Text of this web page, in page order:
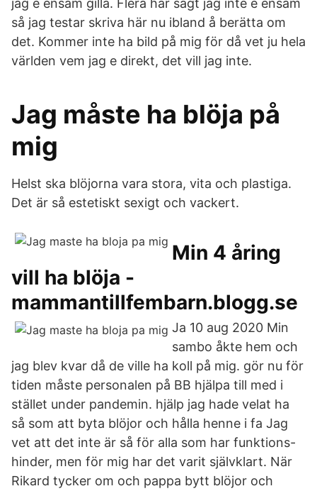
jag e ensam gilla. Flera har sagt jag inte e ensam
så jag testar skriva här nu ibland å berätta om
det. Kommer inte ha bild på mig för då vet ju hela
världen vem jag e direkt, det vill jag inte.
Jag måste ha blöja på
mig
Helst ska blöjorna vara stora, vita och plastiga.
Det är så estetiskt sexigt och vackert.
Min 4 åring
vill ha blöja -
mammantillfembarn.blogg.se
Ja 10 aug 2020 Min
sambo åkte hem och
jag blev kvar då de ville ha koll på mig. gör nu för
tiden måste personalen på BB hjälpa till med i
stället under pandemin. hjälp jag hade velat ha
så som att byta blöjor och hålla henne i fa Jag
vet att det inte är så för alla som har funktions-
hinder, men för mig har det varit självklart. När
Rikard tycker om och pappa bytt blöjor och